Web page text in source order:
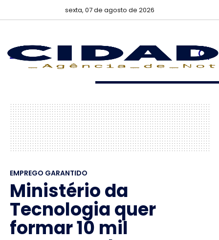
sexta, 07 de agosto de 2026
EMPREGO GARANTIDO
Ministério da
Tecnologia quer
formar 10 mil